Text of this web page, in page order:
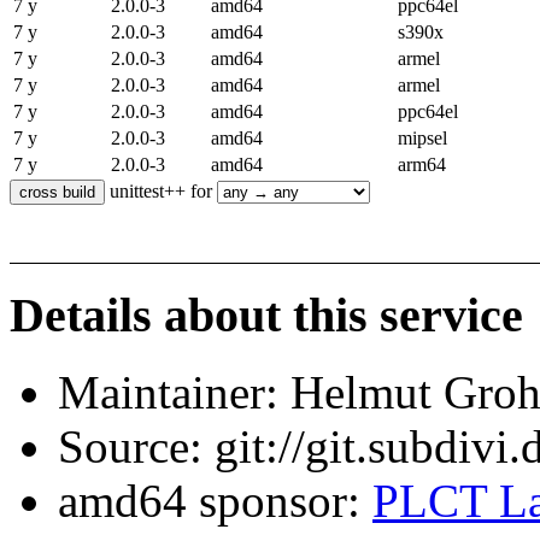
7 y
2.0.0-3 amd64
ppc64el
7 y
2.0.0-3 amd64
s390x
7 y
2.0.0-3 amd64
armel
7 y
2.0.0-3 amd64
armel
7 y
2.0.0-3 amd64
ppc64el
7 y
2.0.0-3 amd64
mipsel
7 y
2.0.0-3 amd64
arm64
unittest++ for
Details about this service
Maintainer: Helmut
Source: git://
amd64 sponsor: PLCT